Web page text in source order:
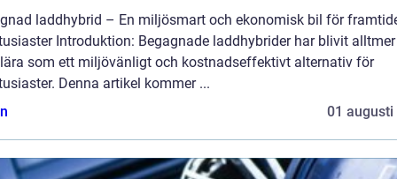
laddhybrid – En miljösmart och ekonomisk bil för
Introduktion: Begagnade laddhybrider har blivit alltmer
som ett miljövänligt och kostnadseffektivt alternativ för
Denna artikel kommer ...
01 augusti